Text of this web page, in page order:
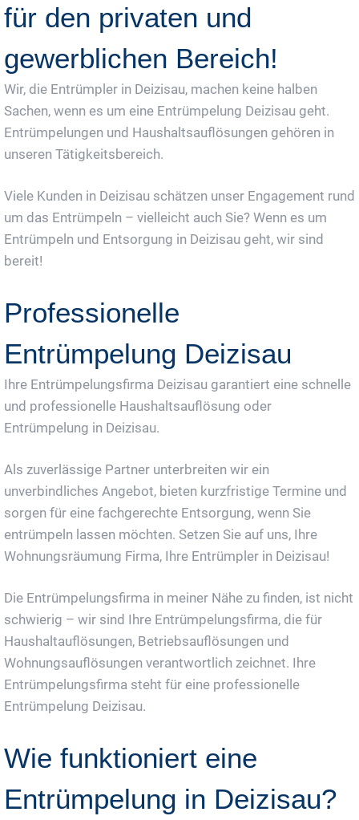
für den privaten und
gewerblichen Bereich!
Wir, die Entrümpler in Deizisau, machen keine halben
Sachen, wenn es um eine Entrümpelung Deizisau geht.
Entrümpelungen und Haushaltsauflösungen gehören in
unseren Tätigkeitsbereich.
Viele Kunden in Deizisau schätzen unser Engagement rund
um das Entrümpeln – vielleicht auch Sie? Wenn es um
Entrümpeln und Entsorgung in Deizisau geht, wir sind
bereit!
Professionelle
Entrümpelung Deizisau
Ihre Entrümpelungsfirma Deizisau garantiert eine schnelle
und professionelle Haushaltsauflösung oder
Entrümpelung in Deizisau.
Als zuverlässige Partner unterbreiten wir ein
unverbindliches Angebot, bieten kurzfristige Termine und
sorgen für eine fachgerechte Entsorgung, wenn Sie
entrümpeln lassen möchten. Setzen Sie auf uns, Ihre
Wohnungsräumung Firma, Ihre Entrümpler in Deizisau!
Die Entrümpelungsfirma in meiner Nähe zu finden, ist nicht
schwierig – wir sind Ihre Entrümpelungsfirma, die für
Haushaltauflösungen, Betriebsauflösungen und
Wohnungsauflösungen verantwortlich zeichnet. Ihre
Entrümpelungsfirma steht für eine professionelle
Entrümpelung Deizisau.
Wie funktioniert eine
Entrümpelung in Deizisau?